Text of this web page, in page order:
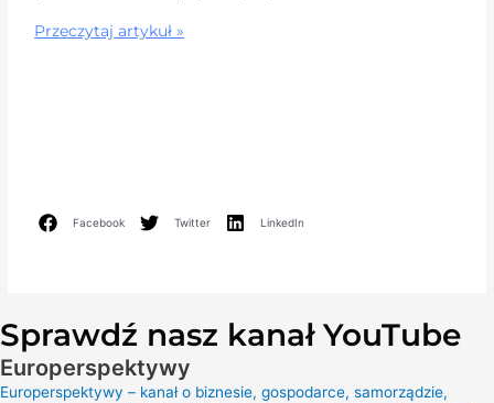
Przeczytaj artykuł »
Facebook Twitter LinkedIn
Sprawdź nasz kanał YouTube
Europerspektywy
Europerspektywy – kanał o biznesie, gospodarce, samorządzie,